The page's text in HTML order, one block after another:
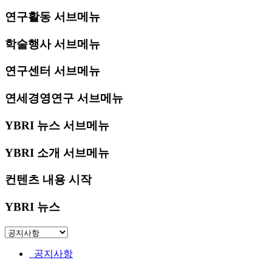
연구활동 서브메뉴
학술행사 서브메뉴
연구센터 서브메뉴
연세경영연구 서브메뉴
YBRI 뉴스 서브메뉴
YBRI 소개 서브메뉴
컨텐츠 내용 시작
YBRI 뉴스
공지사항